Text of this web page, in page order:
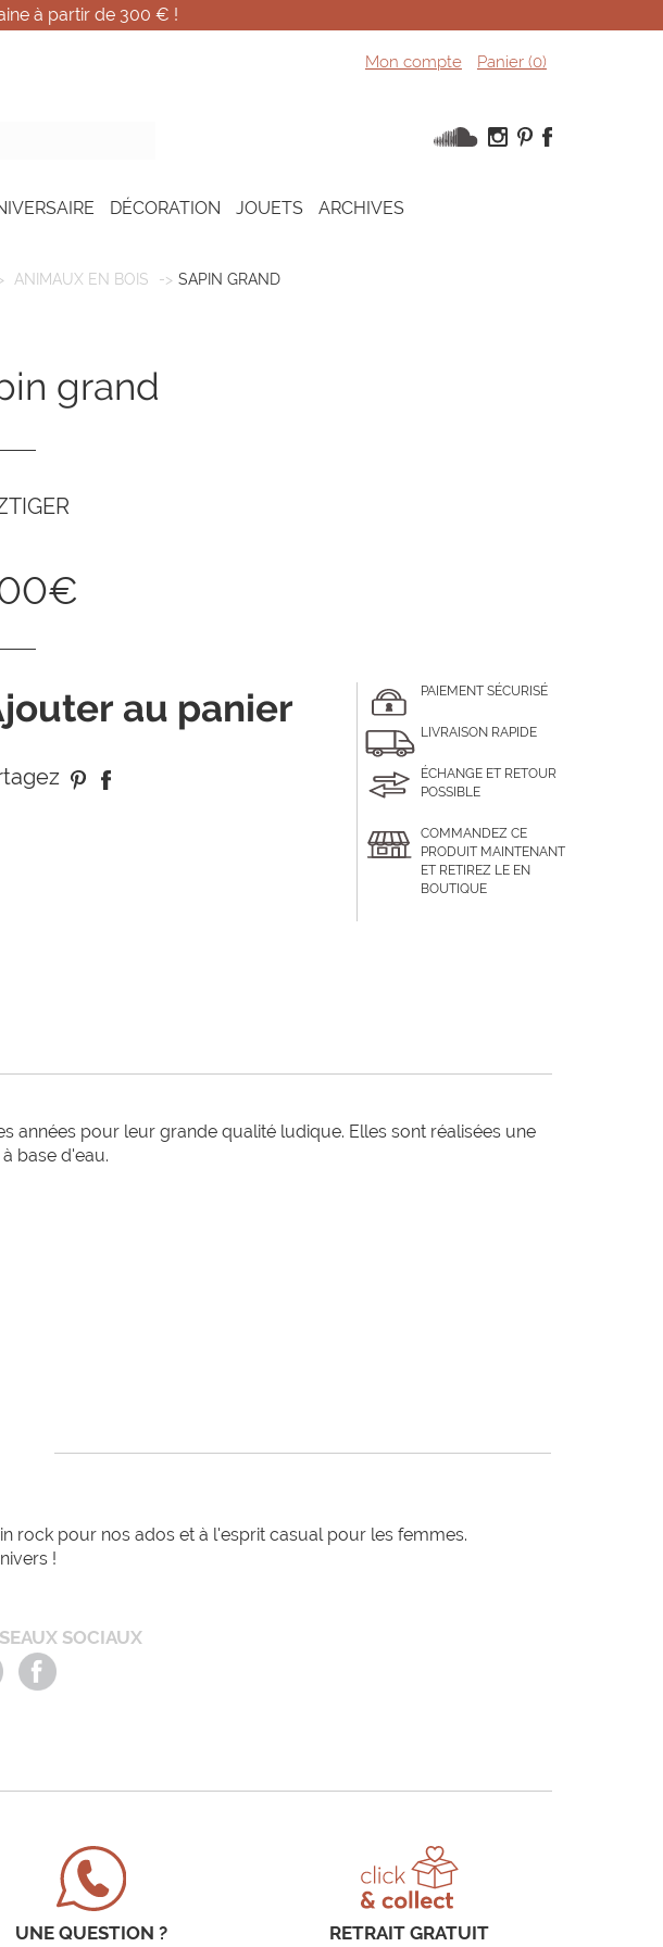
à partir de 300 € !
Mon compte Panier (0)
DÉCORATION JOUETS ARCHIVES
ANIMAUX EN BOIS SAPIN GRAND
grand
au panier PAIEMENT SÉCURISÉ
LIVRAISON RAPIDE
ÉCHANGE ET RETOUR
POSSIBLE
COMMANDEZ CE
PRODUIT MAINTENANT
ET RETIREZ LE EN
BOUTIQUE
années pour leur grande qualité ludique. Elles sont réalisées une
base d'eau.
rock pour nos ados et à l'esprit casual pour les femmes.
!
SOCIAUX
UNE QUESTION ?
RETRAIT GRATUIT